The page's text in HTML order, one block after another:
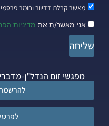
מאשר קבלת דדיוור וחומר פרסמי
אני מאשר/ת את מדיניות
שליחה
מפגשי זום הנדל"ן-